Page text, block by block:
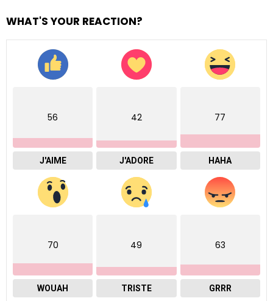
WHAT'S YOUR REACTION?
56
J'AIME
42
J'ADORE
77
HAHA
70
WOUAH
49
TRISTE
63
GRRR